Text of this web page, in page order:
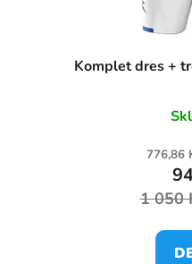
Komplet dres +
776,86
1 050